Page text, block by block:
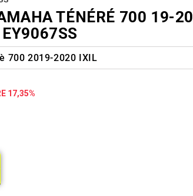
TÉNÉRÉ 700 19-20
700 2019-2020 IXIL
17,35%